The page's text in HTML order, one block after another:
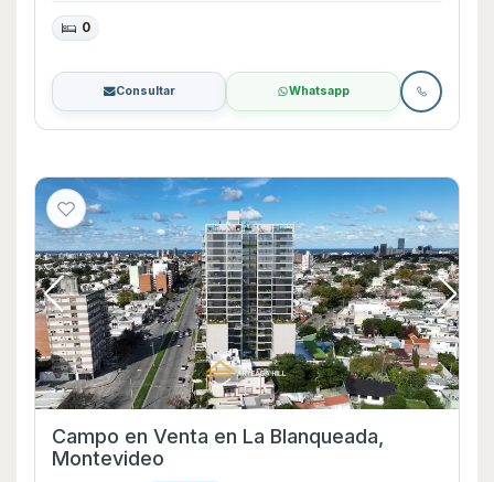
0
Consultar Whatsapp
Campo en Venta en La Blanqueada,
Montevideo